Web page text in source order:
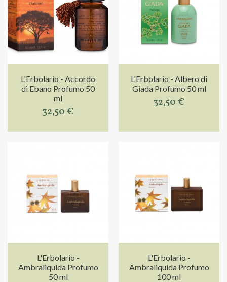
L'Erbolario - Accordo
di Ebano Profumo 50
ml
32,50 €
L'Erbolario - Albero di
Giada Profumo 50 ml
32,50 €
L'Erbolario -
Ambraliquida Profumo
50 ml
L'Erbolario -
Ambraliquida Profumo
100 ml